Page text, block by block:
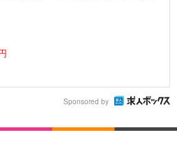
Sponsored by